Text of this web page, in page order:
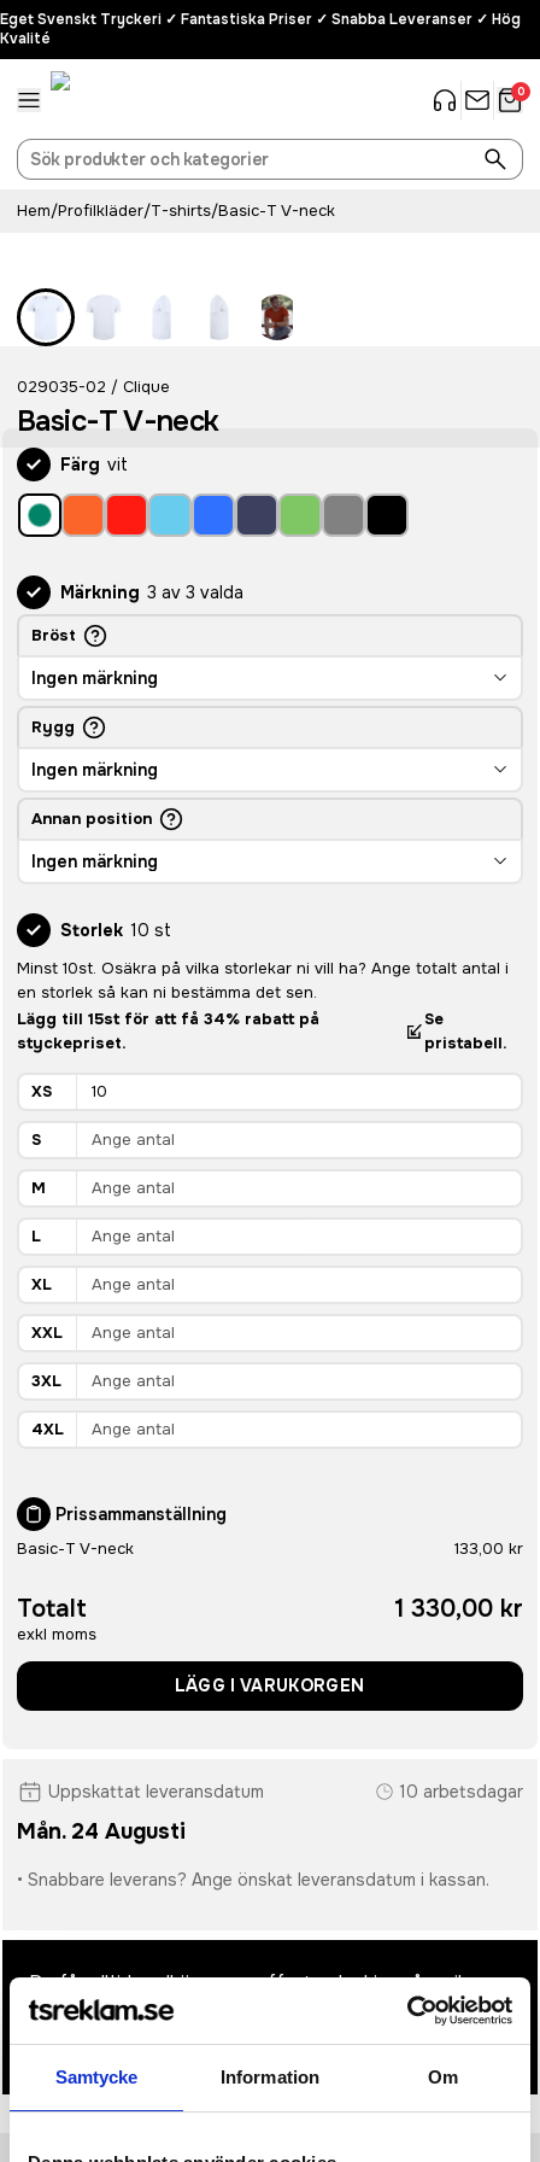
Samtycke Information Om
Eget Svenskt Tryckeri ✓ Fantastiska Priser ✓ Snabba Leveranser ✓ Hög
Kvalité
0
Hem/Profilkläder/T-shirts/Basic-T V-neck
029035-02 / Clique
Basic-T V-neck
Färg vit
Märkning 3 av 3 valda
Bröst
Ingen märkning
Rygg
Ingen märkning
Annan position
Ingen märkning
Storlek 10 st
Minst 10st. Osäkra på vilka storlekar ni vill ha? Ange totalt antal i
en storlek så kan ni bestämma det sen.
Lägg till 15st för att få 34% rabatt på
styckepriset.
Se
pristabell.
XS
S
M
L
XL
XXL
3XL
4XL
Prissammanställning
Basic-T V-neck 133,00 kr
Totalt
exkl moms
1 330,00 kr
LÄGG I VARUKORGEN
Uppskattat leveransdatum 10 arbetsdagar
Mån. 24 Augusti
• Snabbare leverans? Ange önskat leveransdatum i kassan.
• Du får alltid godkänna en offert och skiss på mailen
innan beställningen blir bindande.
• Tryckfil/er logo laddas upp i kassan.